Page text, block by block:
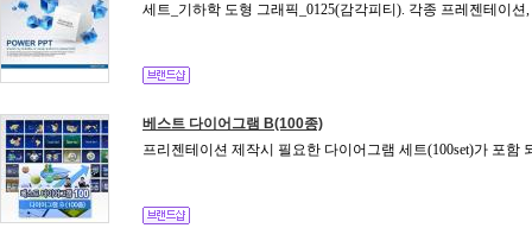
세트_기하학 도형 그래픽_0125(감각피티). 각종 프레젠테이
베스트 다이어그램 B(100종)
프리젠테이션 제작시 필요한 다이어그램 세트(100set)가 포함